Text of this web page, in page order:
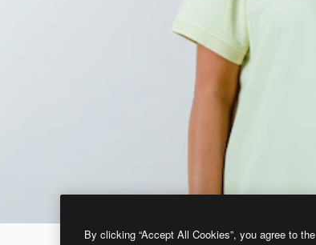
By clicking “Accept All Cookies”, you agree to